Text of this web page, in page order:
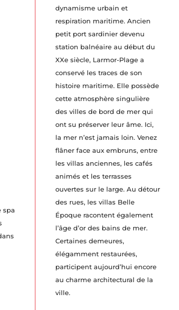
spa
dynamisme urbain et
respiration maritime. Ancien
petit port sardinier devenu
station balnéaire au début du
XXe siècle, Larmor-Plage a
conservé les traces de son
histoire maritime. Elle possède
cette atmosphère singulière
des villes de bord de mer qui
ont su préserver leur âme. Ici,
la mer n’est jamais loin. Venez
flâner face aux embruns, entre
les villas anciennes, les cafés
animés et les terrasses
ouvertes sur le large. Au détour
des rues, les villas Belle
Époque racontent également
l’âge d’or des bains de mer.
Certaines demeures,
élégamment restaurées,
participent aujourd’hui encore
au charme architectural de la
ville.